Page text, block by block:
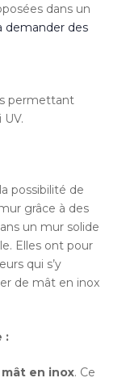
dans un
demander des
permettant
UV.
possibilité de
grâce à des
un mur solide
Elles ont pour
qui s’y
de mât en inox
:
mât en inox. Ce